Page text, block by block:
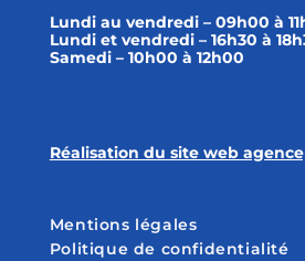
Lundi au vendredi – 09h00 à
Lundi et vendredi – 16h30 à
Samedi – 10h00 à 12h00
Réalisation du site web
Mentions légales
Politique de confidentialité